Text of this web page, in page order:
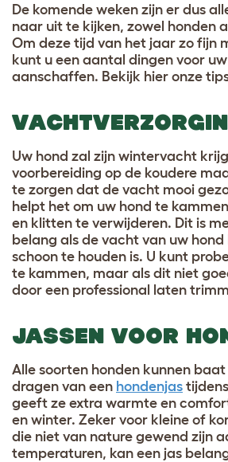
De komende weken zijn er dus
naar uit te kijken, zowel honden
Om deze tijd van het jaar zo fijn
kunt u een aantal dingen voor
aanschaffen. Bekijk hier onze
Uw hond zal zijn wintervacht
voorbereiding op de koudere
te zorgen dat de vacht mooi
helpt het om uw hond te
en klitten te verwijderen. Dit is
belang als de vacht van uw
schoon te houden is. U kunt
te kammen, maar als dit niet
door een professional laten
JASSEN VOOR
Alle soorten honden kunnen
dragen van een hondenjas
geeft ze extra warmte en
en winter. Zeker voor kleine of
die niet van nature gewend zijn
temperaturen, kan een jas